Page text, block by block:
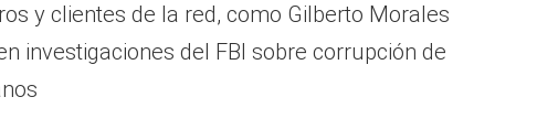
y clientes de la red, como Gilberto Morales
investigaciones del FBI sobre corrupción de